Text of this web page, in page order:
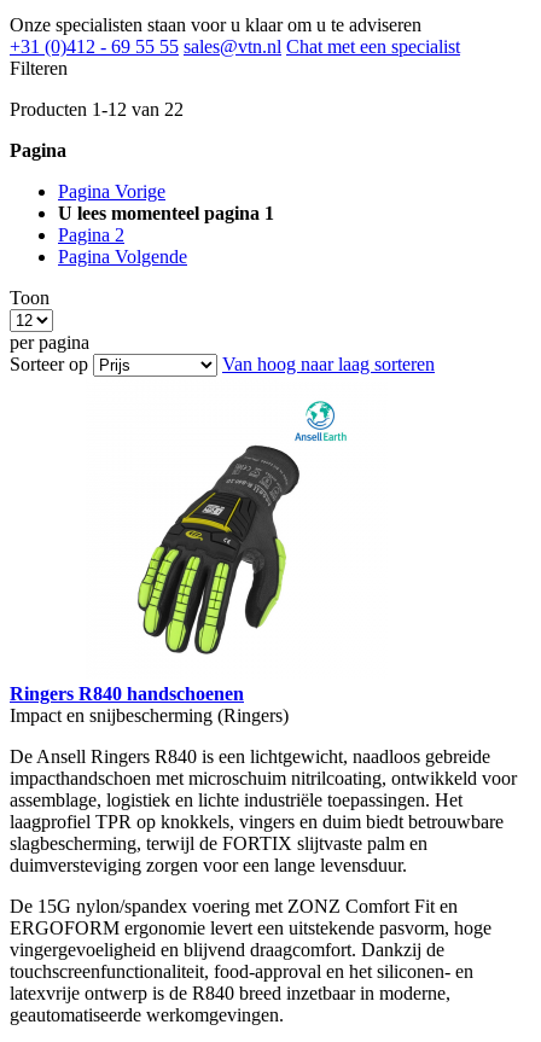
Onze specialisten staan voor u klaar om u te adviseren
+31 (0)412 - 69 55 55 sales@vtn.nl Chat met een specialist
Filteren
Producten 1-12 van 22
Pagina
Pagina Vorige
U lees momenteel pagina 1
Pagina 2
Pagina Volgende
Toon
per pagina
Sorteer op
Van hoog naar laag sorteren
Ringers R840 handschoenen
Impact en snijbescherming (Ringers)
De Ansell Ringers R840 is een lichtgewicht, naadloos gebreide
impacthandschoen met microschuim nitrilcoating, ontwikkeld voor
assemblage, logistiek en lichte industriële toepassingen. Het
laagprofiel TPR op knokkels, vingers en duim biedt betrouwbare
slagbescherming, terwijl de FORTIX slijtvaste palm en
duimversteviging zorgen voor een lange levensduur.
De 15G nylon/spandex voering met ZONZ Comfort Fit en
ERGOFORM ergonomie levert een uitstekende pasvorm, hoge
vingergevoeligheid en blijvend draagcomfort. Dankzij de
touchscreenfunctionaliteit, food-approval en het siliconen- en
latexvrije ontwerp is de R840 breed inzetbaar in moderne,
geautomatiseerde werkomgevingen.